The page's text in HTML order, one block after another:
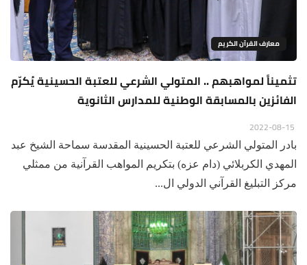
معارف القرآن الكريم
تثميناً لمواهبهم .. المتولي الشرعي للعتبة الحسينية يُكرّم
الفائزين بالمسابقة الوطنية للمدارس الثانوية
بادر المتولي الشرعي للعتبة الحسينية المقدسة سماحة الشيخ عبد
المهدي الكربلائي (دام عزه) بتكريم المواهب القرآنية من ممثلي
مركز التبليغ القرآني الدولي ال...